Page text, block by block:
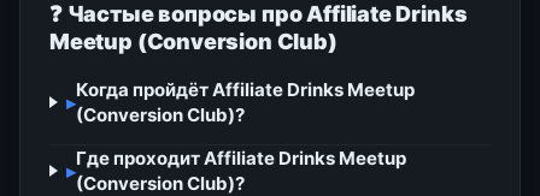
❓ Частые вопросы про Affiliate Drinks
Meetup (Conversion Club)
▸
Когда пройдёт Affiliate Drinks Meetup
(Conversion Club)?
▸
Где проходит Affiliate Drinks Meetup
(Conversion Club)?